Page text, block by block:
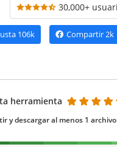
30,000+
106k Compartir2k
herramienta
y descargar al menos 1